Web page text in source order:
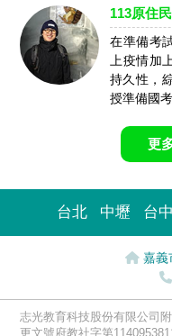
113原住
在準備考
上疫情加
持久性，
授準備國考
更
台北 中壢 台中
嘉義
志光教育科技股份有限公司
更文號府教社字第